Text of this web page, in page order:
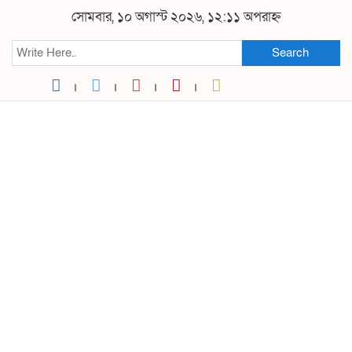
সোমবার, ১০ অগাস্ট ২০২৬, ১২:১১ অপরাহ্ন
Search